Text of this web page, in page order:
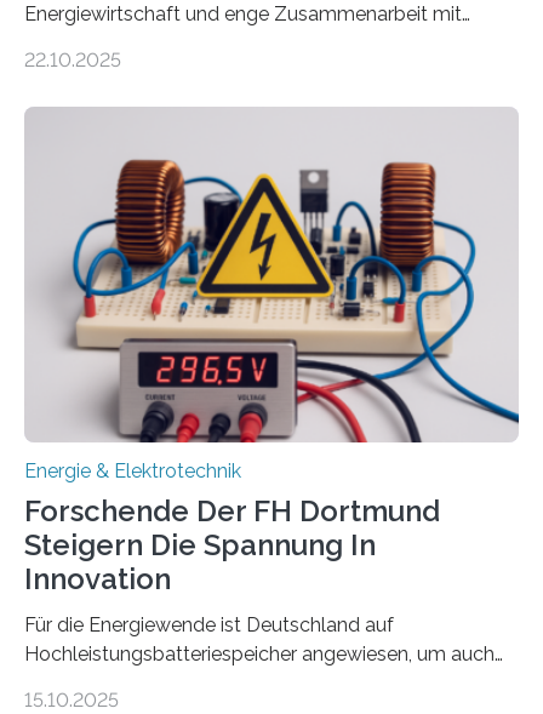
Energiewirtschaft und enge Zusammenarbeit mit
neuen EU-geförderten Transfer-Projekte zu
Energietechnologien werden vom Europäischen
Sozialfonds Plus (ESF+) gefördert – mit einer
Gesamtsumme von mehr als zwei Millionen Euro.
Damit zählt die Hochschule zu den großen
Gewinnerinnen der aktuellen Förderrunde des
Bayerischen Wissenschaftsministeriums. Im
Mittelpunkt steht der direkte Wissenstransfer: Neue
wissenschaftliche Erkenntnisse sollen rasch in die
22.10.2025
Energie & Elektrotechnik
Forschende Der FH Dortmund
Steigern Die Spannung In
Innovation
Für die Energiewende ist Deutschland auf
Hochleistungsbatteriespeicher angewiesen, um auch
15.10.2025